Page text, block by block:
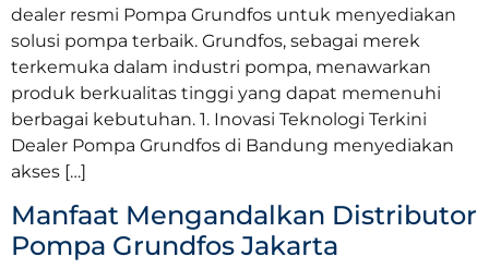
dealer resmi Pompa Grundfos untuk menyediakan
solusi pompa terbaik. Grundfos, sebagai merek
terkemuka dalam industri pompa, menawarkan
produk berkualitas tinggi yang dapat memenuhi
berbagai kebutuhan. 1. Inovasi Teknologi Terkini
Dealer Pompa Grundfos di Bandung menyediakan
akses […]
Manfaat Mengandalkan Distributor
Pompa Grundfos Jakarta